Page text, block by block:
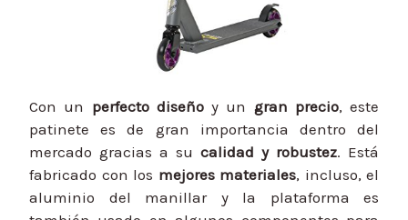
Con un perfecto diseñoy un gran precio, este
patinete es de gran importancia dentro del
mercado gracias a su calidad y robustez. Está
fabricado con los mejores materiales, incluso, el
aluminio del manillar y la plataforma es